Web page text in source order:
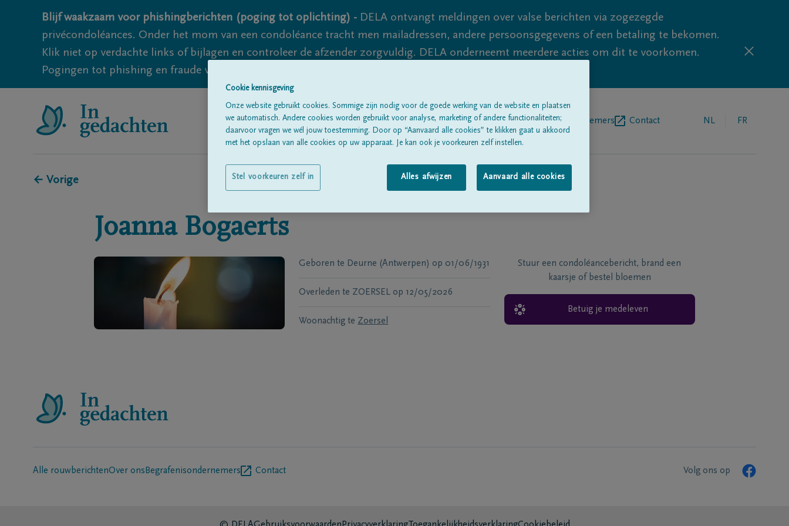
Blijf waakzaam voor phishingberichten (poging tot oplichting) - DELA ontvangt meldingen over valse berichten via zogezegde
privécondoléances. Onder het mom van een condoléance tracht men mailadressen, andere persoonsgegevens of een betaling te bekomen.
Klik niet op verdachte links of bijlagen en controleer de afzender zorgvuldig. DELA onderneemt meerdere acties om dit te voorkomen.
Pogingen tot phishing en fraude vallen echter nooit volledig uit te sluiten, dus blijf waakzaam.
Alle rouwberichten Over onsBegrafenisondernemers Contact NL FR
← Vorige
Joanna Bogaerts
Geboren te Deurne (Antwerpen) op 01/06/1931
Overleden te ZOERSEL op 12/05/2026
Woonachtig te Zoersel
Stuur een condoléancebericht, brand een
kaarsje of bestel bloemen
Betuig je medeleven
Alle rouwberichtenOver ons Begrafenisondernemers Contact Volg ons op
Cookie kennisgeving
Onze website gebruikt cookies. Sommige zijn nodig voor de goede werking van de website en plaatsen
we automatisch. Andere cookies worden gebruikt voor analyse, marketing of andere functionaliteiten;
daarvoor vragen we wél jouw toestemming. Door op “Aanvaard alle cookies” te klikken gaat u akkoord
met het opslaan van alle cookies op uw apparaat. Je kan ook je voorkeuren zelf instellen.
Alles afwijzen Aanvaard alle cookies
Stel voorkeuren zelf in